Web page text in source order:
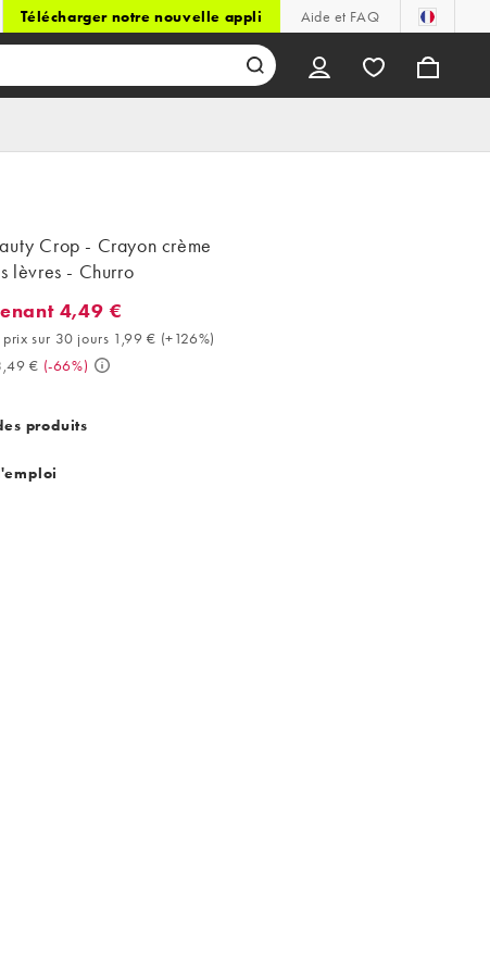
Télécharger notre nouvelle appli Aide et FAQ
Crop - Crayon crème
lèvres - Churro
4,49 €. Meilleur prix sur 30 jours 1,99 € (+126%). Avant
4,49 €
sur 30 jours 1,99 € (+126%)
€ (-66%)
produits